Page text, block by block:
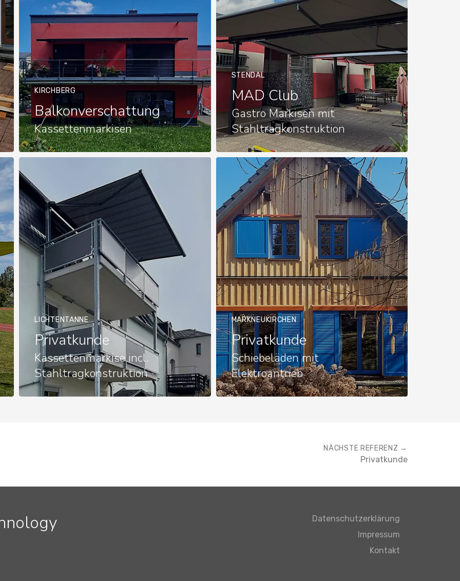
KIRCHBERG
Balkonverschattung
Kassettenmarkisen
STENDAL
MAD Club
Gastro Markisen mit
Stahltragkonstruktion
LICHTENTANNE
Privatkunde
Kassettenmarkise incl.
Stahltragkonstruktion
MARKNEUKIRCHEN
Privatkunde
Schiebeläden mit
Elektroantrieb
NÄCHSTE REFERENZ →
Privatkunde
Datenschutzerklärung
Impressum
Kontakt